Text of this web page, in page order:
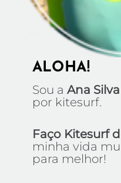
ALOHA!
Sou a Ana Silva
por kitesurf.
Faço Kitesurf
minha vida
para melhor!